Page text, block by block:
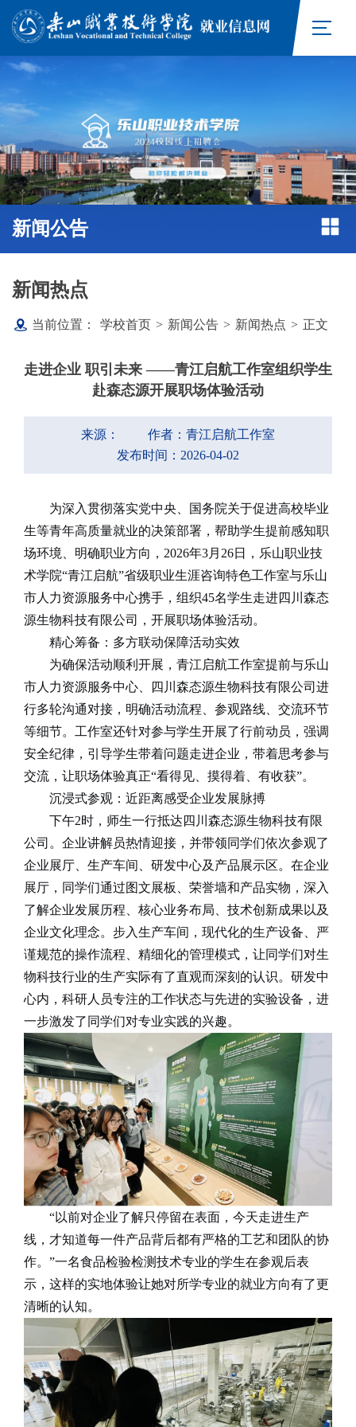
新闻公告
新闻热点
当前位置： 学校首页 > 新闻公告 > 新闻热点 > 正文
走进企业 职引未来 ——青江启航工作室组织学生
赴森态源开展职场体验活动
来源：
作者：青江启航工作室
发布时间：2026-04-02
为深入贯彻落实党中央、国务院关于促进高校毕业
生等青年高质量就业的决策部署，帮助学生提前感知职
场环境、明确职业方向， 2026年3月 26日，乐山职业技
术学院“青江启航”省级职业生涯咨询特色工作室与乐山
市人力资源服务中心携手，组织45名学生走进四川森态
源生物科技有限公司，开展职场体验活动。
精心筹备：多方联动保障活动实效
为确保活动顺利开展，青江启航工作室提前与乐山
市人力资源服务中心、四川森态源生物科技有限公司进
行多轮沟通对接，明确活动流程、参观路线、交流环节
等细节。工作室还针对参与学生开展了行前动员，强调
安全纪律，引导学生带着问题走进企业，带着思考参与
交流，让职场体验真正“看得见、摸得着、有收获”。
沉浸式参观：近距离感受企业发展脉搏
下午2时，师生一行抵达四川森态源生物科技有限
公司。企业讲解员热情迎接，并带领同学们依次参观了
企业展厅、生产车间、研发中心及产品展示区。在企业
展厅，同学们通过图文展板、荣誉墙和产品实物，深入
了解企业发展历程、核心业务布局、技术创新成果以及
企业文化理念。步入生产车间，现代化的生产设备、严
谨规范的操作流程、精细化的管理模式，让同学们对生
物科技行业的生产实际有了直观而深刻的认识。研发中
心内，科研人员专注的工作状态与先进的实验设备，进
一步激发了同学们对专业实践的兴趣。
“以前对企业了解只停留在表面，今天走进生产
线，才知道每一件产品背后都有严格的工艺和团队的协
作。 ”一名食品检验检测技术专业的学生在参观后表
示，这样的实地体验让她对所学专业的就业方向有了更
清晰的认知。